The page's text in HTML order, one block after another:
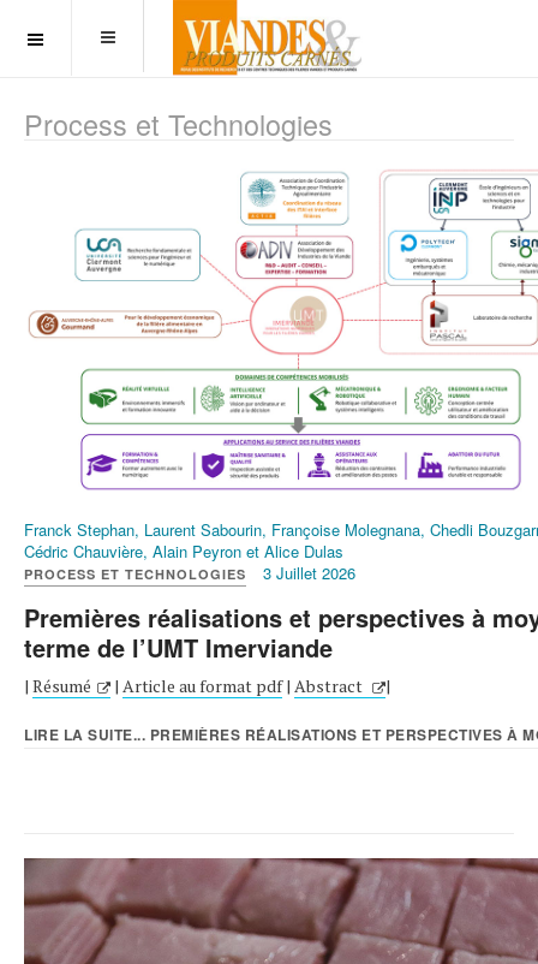
OFF CANVAS
Process et Technologies
Franck Stephan, Laurent Sabourin, Françoise Molegnana, Chedli
Cédric Chauvière, Alain Peyron et Alice Dulas
PROCESS ET TECHNOLOGIES 3 Juillet 2026
Premières réalisations et perspectives à
terme de l’UMT Imerviande
| Résumé | Article au format pdf| Abstract |
LIRE LA SUITE... PREMIÈRES RÉALISATIONS ET PERSPECTIVES À